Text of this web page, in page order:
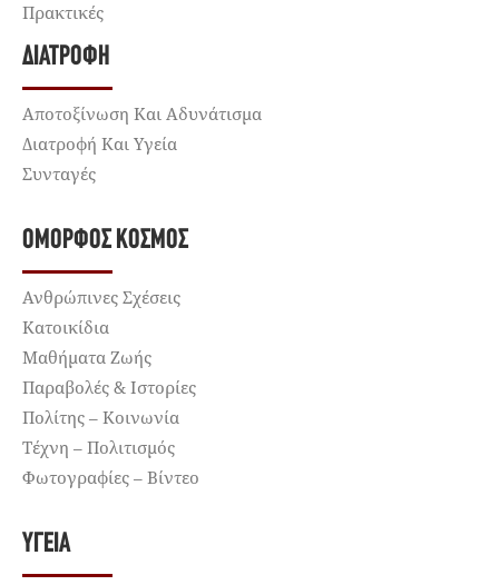
Πρακτικές
ΔΙΑΤΡΟΦΉ
Αποτοξίνωση Και Αδυνάτισμα
Διατροφή Και Υγεία
Συνταγές
ΌΜΟΡΦΟΣ ΚΌΣΜΟΣ
Ανθρώπινες Σχέσεις
Κατοικίδια
Μαθήματα Ζωής
Παραβολές & Ιστορίες
Πολίτης – Κοινωνία
Τέχνη – Πολιτισμός
Φωτογραφίες – Βίντεο
ΥΓΕΊΑ